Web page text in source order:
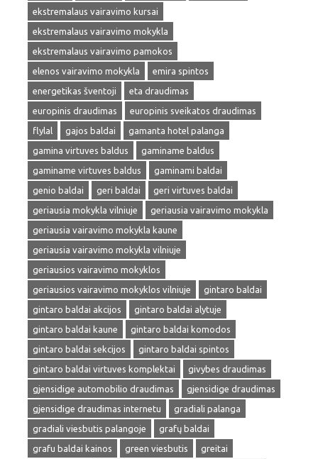
ekstremalaus vairavimo kursai
ekstremalaus vairavimo mokykla
ekstremalaus vairavimo pamokos
elenos vairavimo mokykla
emira spintos
energetikas šventoji
eta draudimas
europinis draudimas
europinis sveikatos draudimas
flylal
gajos baldai
gamanta hotel palanga
gamina virtuves baldus
gaminame baldus
gaminame virtuves baldus
gaminami baldai
genio baldai
geri baldai
geri virtuves baldai
geriausia mokykla vilniuje
geriausia vairavimo mokykla
geriausia vairavimo mokykla kaune
geriausia vairavimo mokykla vilniuje
geriausios vairavimo mokyklos
geriausios vairavimo mokyklos vilniuje
gintaro baldai
gintaro baldai akcijos
gintaro baldai alytuje
gintaro baldai kaune
gintaro baldai komodos
gintaro baldai sekcijos
gintaro baldai spintos
gintaro baldai virtuves komplektai
givybes draudimas
gjensidige automobilio draudimas
gjensidige draudimas
gjensidige draudimas internetu
gradiali palanga
gradiali viesbutis palangoje
grafų baldai
grafu baldai kainos
green viesbutis
greitai